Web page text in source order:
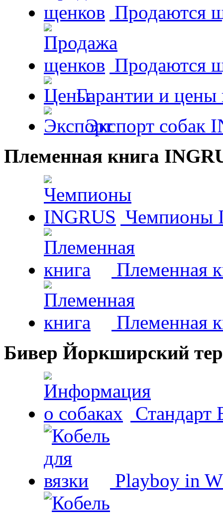
Продаются
Продаются
Гарантии и цены
Экспорт собак
Племенная книга
Чемпионы
Племенная
Племенная
Бивер Йоркширский
Стандарт
Playboy in